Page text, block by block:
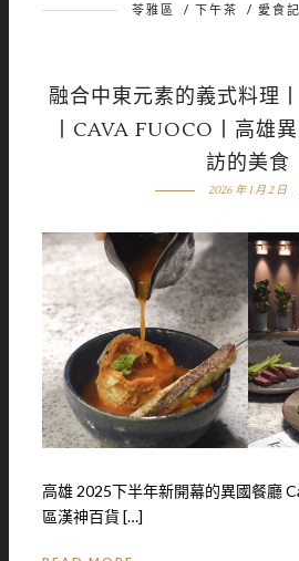
苓雅區 / 下午茶 / 愛食記
融合中東元素的義式料理
丨CAVA FUOCO丨高雄
訪的美食
2026 年 1 月 2 日
高雄 2025下半年新開幕的異國餐廳
區漢神百貨 […]